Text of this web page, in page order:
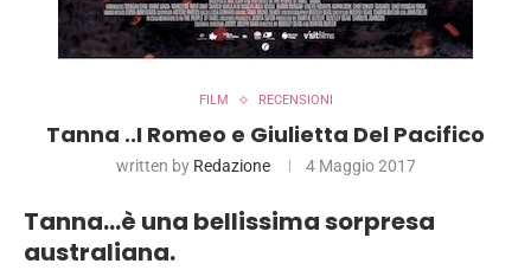
FILM RECENSIONI
Tanna ..I Romeo e Giulietta Del Pacifico
written by Redazione 4 Maggio 2017
Tanna…è una bellissima sorpresa
australiana.